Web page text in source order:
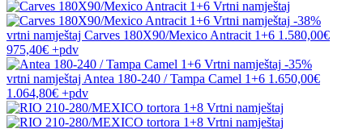
-38%
vrtni namještaj Carves 180X90/Mexico Antracit 1+6 1.580,00€
975,40€ +pdv
-35%
vrtni namještaj Antea 180-240 / Tampa Camel 1+6 1.650,00€
1.064,80€ +pdv